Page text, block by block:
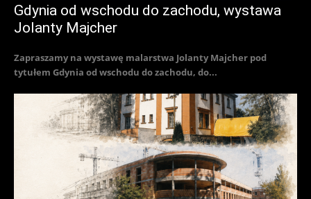
Gdynia od wschodu do zachodu, wystawa
Jolanty Majcher
Zapraszamy na wystawę malarstwa Jolanty Majcher pod
tytułem Gdynia od wschodu do zachodu, do...